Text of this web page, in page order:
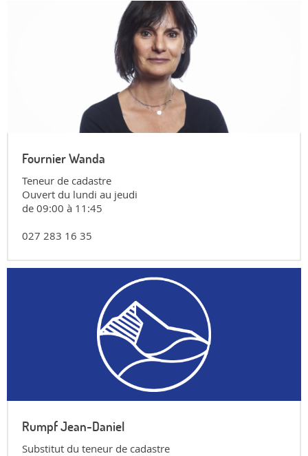
Fournier Wanda
Teneur de cadastre
Ouvert du lundi au jeudi
de 09:00 à 11:45
027 283 16 35
Rumpf Jean-Daniel
Substitut du teneur de cadastre